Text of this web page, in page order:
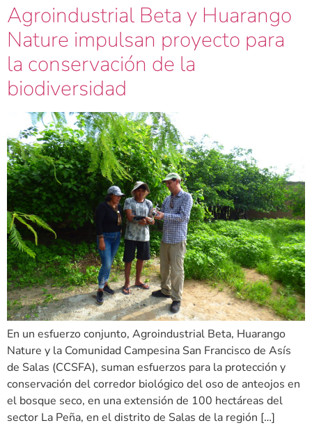
Agroindustrial Beta y Huarango
Nature impulsan proyecto para
la conservación de la
biodiversidad
En un esfuerzo conjunto, Agroindustrial Beta, Huarango
Nature y la Comunidad Campesina San Francisco de Asís
de Salas (CCSFA), suman esfuerzos para la protección y
conservación del corredor biológico del oso de anteojos en
el bosque seco, en una extensión de 100 hectáreas del
sector La Peña, en el distrito de Salas de la región […]